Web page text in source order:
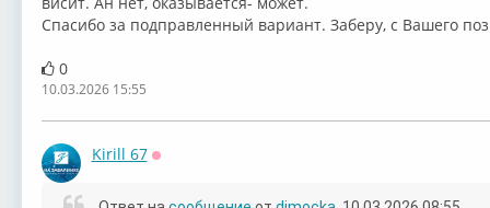
Спасибо за подправленный вариант. Заберу, с Вашего
0
10.03.2026 15:55
Kirill 67